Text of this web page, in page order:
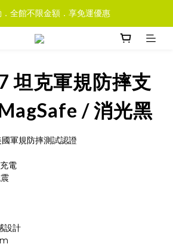
全館不限金額．享免運優惠
坦克軍規防摔支
/ 消光黑
軍規防摔測試認證
電
設計